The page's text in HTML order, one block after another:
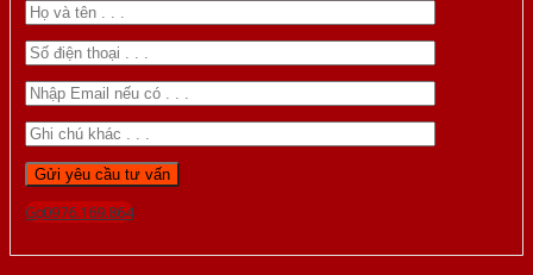
Gọi 0976.169.864